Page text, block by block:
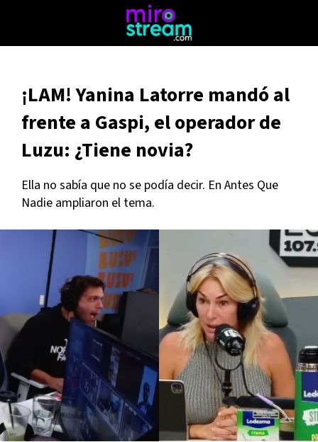
¡LAM! Yanina Latorre mandó al
frente a Gaspi, el operador de
Luzu: ¿Tiene novia?
Ella no sabía que no se podía decir. En Antes Que
Nadie ampliaron el tema.